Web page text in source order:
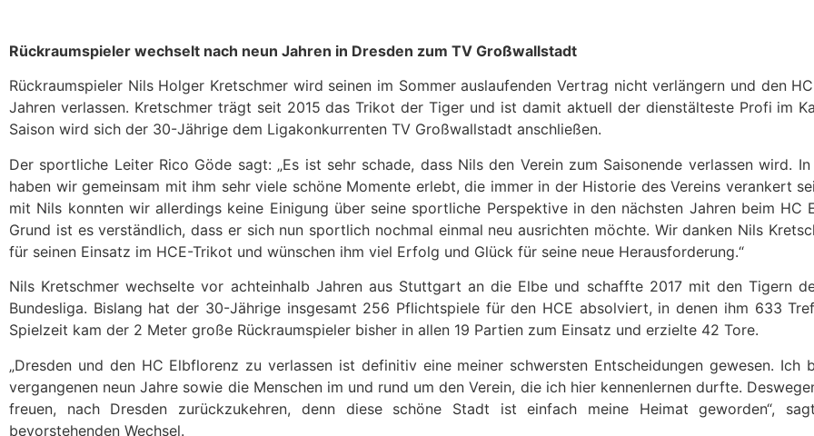
Rückraumspieler wechselt nach neun Jahren in Dresden zum TV Großwallstadt
Rückraumspieler Nils Holger Kretschmer wird seinen im Sommer auslaufenden Vertrag nicht verlängern und den
Jahren verlassen. Kretschmer trägt seit 2015 das Trikot der Tiger und ist damit aktuell der dienstälteste Profi im
Saison wird sich der 30-Jährige dem Ligakonkurrenten TV Großwallstadt anschließen.
Der sportliche Leiter Rico Göde sagt: „Es ist sehr schade, dass Nils den Verein zum Saisonende verlassen wird.
haben wir gemeinsam mit ihm sehr viele schöne Momente erlebt, die immer in der Historie des Vereins verankert
mit Nils konnten wir allerdings keine Einigung über seine sportliche Perspektive in den nächsten Jahren beim HC
Grund ist es verständlich, dass er sich nun sportlich nochmal einmal neu ausrichten möchte. Wir danken Nils
für seinen Einsatz im HCE-Trikot und wünschen ihm viel Erfolg und Glück für seine neue Herausforderung.“
Nils Kretschmer wechselte vor achteinhalb Jahren aus Stuttgart an die Elbe und schaffte 2017 mit den Tigern
Bundesliga. Bislang hat der 30-Jährige insgesamt 256 Pflichtspiele für den HCE absolviert, in denen ihm 633
Spielzeit kam der 2 Meter große Rückraumspieler bisher in allen 19 Partien zum Einsatz und erzielte 42 Tore.
„Dresden und den HC Elbflorenz zu verlassen ist definitiv eine meiner schwersten Entscheidungen gewesen. Ich
vergangenen neun Jahre sowie die Menschen im und rund um den Verein, die ich hier kennenlernen durfte.
freuen, nach Dresden zurückzukehren, denn diese schöne Stadt ist einfach meine Heimat geworden“,
bevorstehenden Wechsel.